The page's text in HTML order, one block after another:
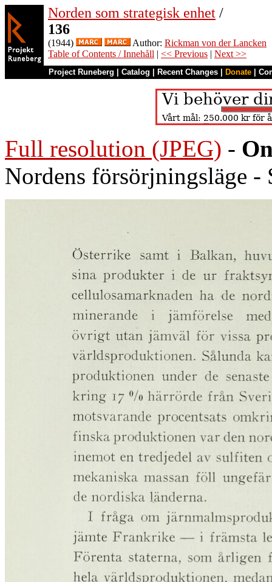
Norden som strategisk enhet /
136
(1944) Author: Rickman von der Lancken
Table of Contents / Innehåll | << Previous | Next >>
Project Runeberg Catalog Recent Changes Donate
Full resolution (JPEG) -
Nordens försörjningsläge -